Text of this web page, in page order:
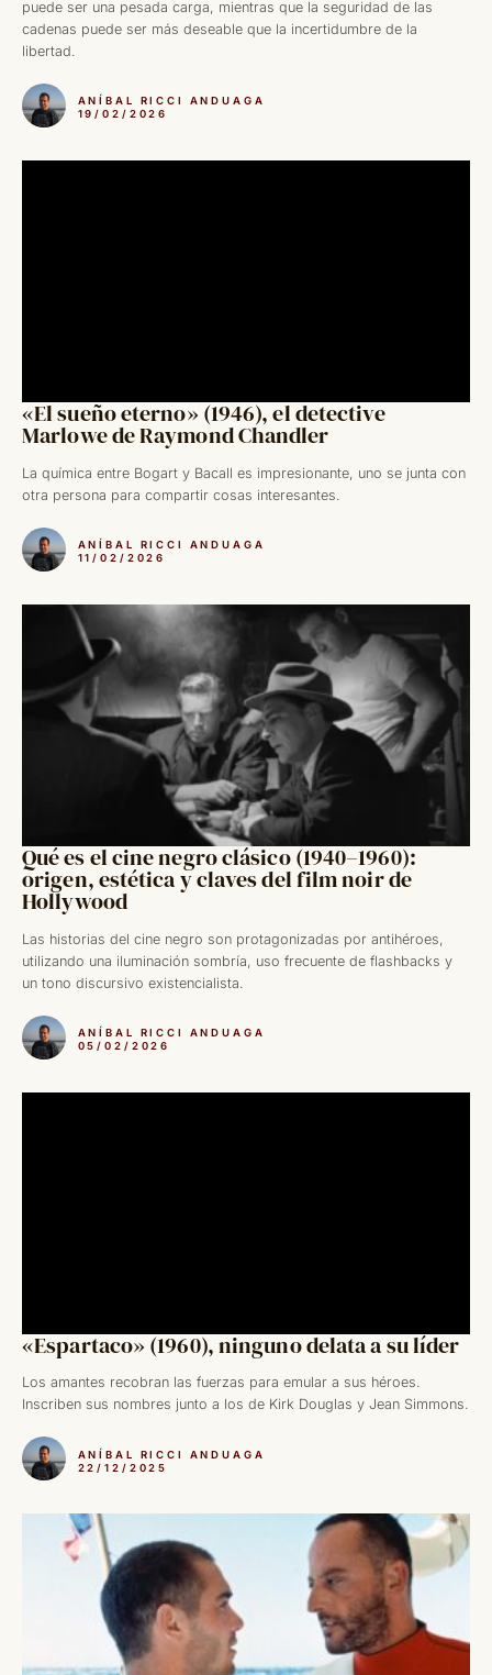
puede ser una pesada carga, mientras que la seguridad de las
cadenas puede ser más deseable que la incertidumbre de la
libertad.
ANÍBAL RICCI ANDUAGA
19/02/2026
«El sueño eterno» (1946), el detective
Marlowe de Raymond Chandler
La química entre Bogart y Bacall es impresionante, uno se junta con
otra persona para compartir cosas interesantes.
ANÍBAL RICCI ANDUAGA
11/02/2026
Qué es el cine negro clásico (1940–1960):
origen, estética y claves del film noir de
Hollywood
Las historias del cine negro son protagonizadas por antihéroes,
utilizando una iluminación sombría, uso frecuente de flashbacks y
un tono discursivo existencialista.
ANÍBAL RICCI ANDUAGA
05/02/2026
«Espartaco» (1960), ninguno delata a su líder
Los amantes recobran las fuerzas para emular a sus héroes.
Inscriben sus nombres junto a los de Kirk Douglas y Jean Simmons.
ANÍBAL RICCI ANDUAGA
22/12/2025